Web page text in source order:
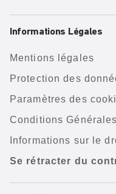
Informations Légales
Mentions légales
Protection des
Paramètres des
Conditions
Informations sur le
Se rétracter du